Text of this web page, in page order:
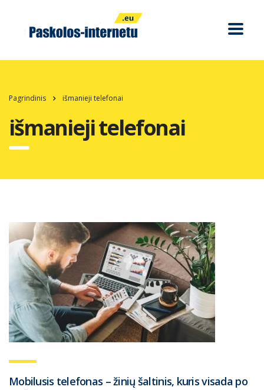
Pagrindinis išmanieji telefonai
išmanieji telefonai
Mobilusis telefonas – žinių šaltinis, kuris visada po